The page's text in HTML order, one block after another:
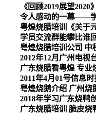
令人感动的一幕——
粤煌烧腊培训《关于
学员交流群能攀比谁
粤煌烧腊培训公司 中
2012年12月广州电视
广东烧腊看粤煌 专业
2011年4月01号信息
粤煌烧鹅介绍 广州烧
2018年学习广东烧鸭
广东烧腊培训 脆皮烧